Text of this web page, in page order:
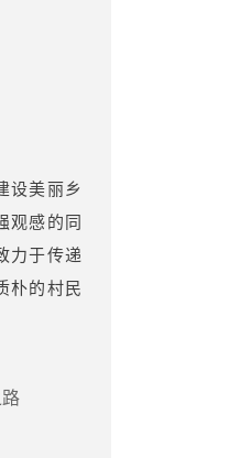
设美丽乡
观感的同
力于传递
朴的村民